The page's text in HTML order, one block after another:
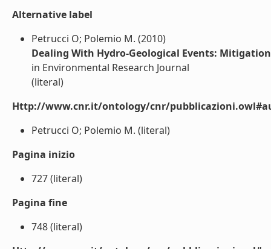
Alternative label
Petrucci O; Polemio M. (2010)
Dealing With Hydro-Geological Events:
in Environmental Research Journal
(literal)
Http://www.cnr.it/ontology/cnr/
Petrucci O; Polemio M. (literal)
Pagina inizio
727 (literal)
Pagina fine
748 (literal)